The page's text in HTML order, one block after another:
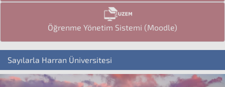
Öğrenme Yönetim Sistemi (Moodle)
Sayılarla Harran Üniversitesi